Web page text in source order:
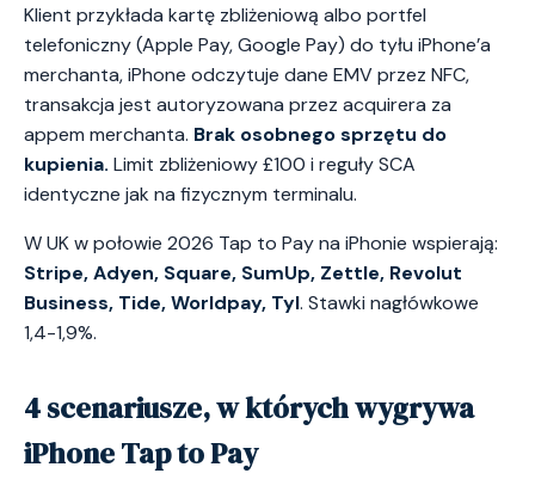
Klient przykłada kartę zbliżeniową albo portfel
telefoniczny (Apple Pay, Google Pay) do tyłu iPhone’a
merchanta, iPhone odczytuje dane EMV przez NFC,
transakcja jest autoryzowana przez acquirera za
appem merchanta. Brak osobnego sprzętu do
kupienia. Limit zbliżeniowy £100 i reguły SCA
identyczne jak na fizycznym terminalu.
W UK w połowie 2026 Tap to Pay na iPhonie wspierają:
Stripe, Adyen, Square, SumUp, Zettle, Revolut
Business, Tide, Worldpay, Tyl. Stawki nagłówkowe
1,4-1,9%.
4 scenariusze, w których wygrywa
iPhone Tap to Pay